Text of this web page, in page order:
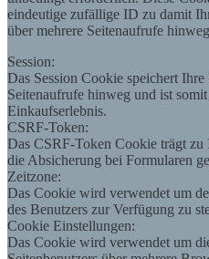
eindeutige zufällige ID zu damit
über mehrere Seitenaufrufe
Session:
Das Session Cookie speichert
Seitenaufrufe hinweg und ist
Einkaufserlebnis.
CSRF-Token:
Das CSRF-Token Cookie trägt zu
die Absicherung bei Formularen
Zeitzone:
Das Cookie wird verwendet um
des Benutzers zur Verfügung zu
Cookie Einstellungen:
Das Cookie wird verwendet um